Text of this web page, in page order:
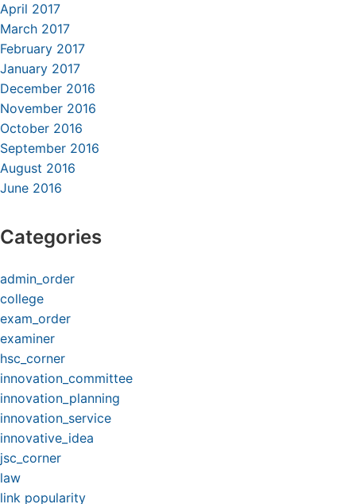
April 2017
March 2017
February 2017
January 2017
December 2016
November 2016
October 2016
September 2016
August 2016
June 2016
Categories
admin_order
college
exam_order
examiner
hsc_corner
innovation_committee
innovation_planning
innovation_service
innovative_idea
jsc_corner
law
link popularity